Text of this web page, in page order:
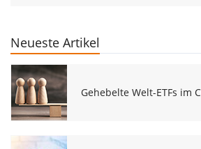
Neueste Artikel
Gehebelte Welt-ETFs im